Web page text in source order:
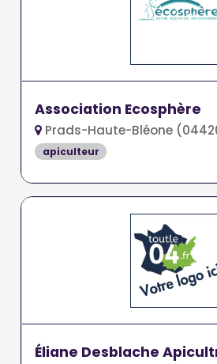
Association Ecosphère
Prads-Haute-Bléone
apiculteur
Éliane Desblache